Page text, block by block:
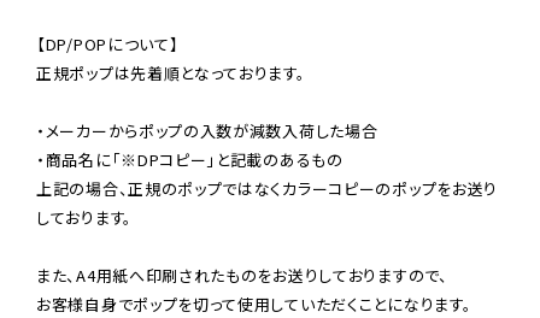
【DP/POPについて】
正規ポップは先着順となっております。
・メーカーからポップの入数が減数入荷した場合
・商品名に「※DPコピー」と記載のあるもの
上記の場合、正規のポップではなくカラーコピーのポップをお送り
しております。
また、A4用紙へ印刷されたものをお送りしておりますので、
お客様自身でポップを切って使用していただくことになります。